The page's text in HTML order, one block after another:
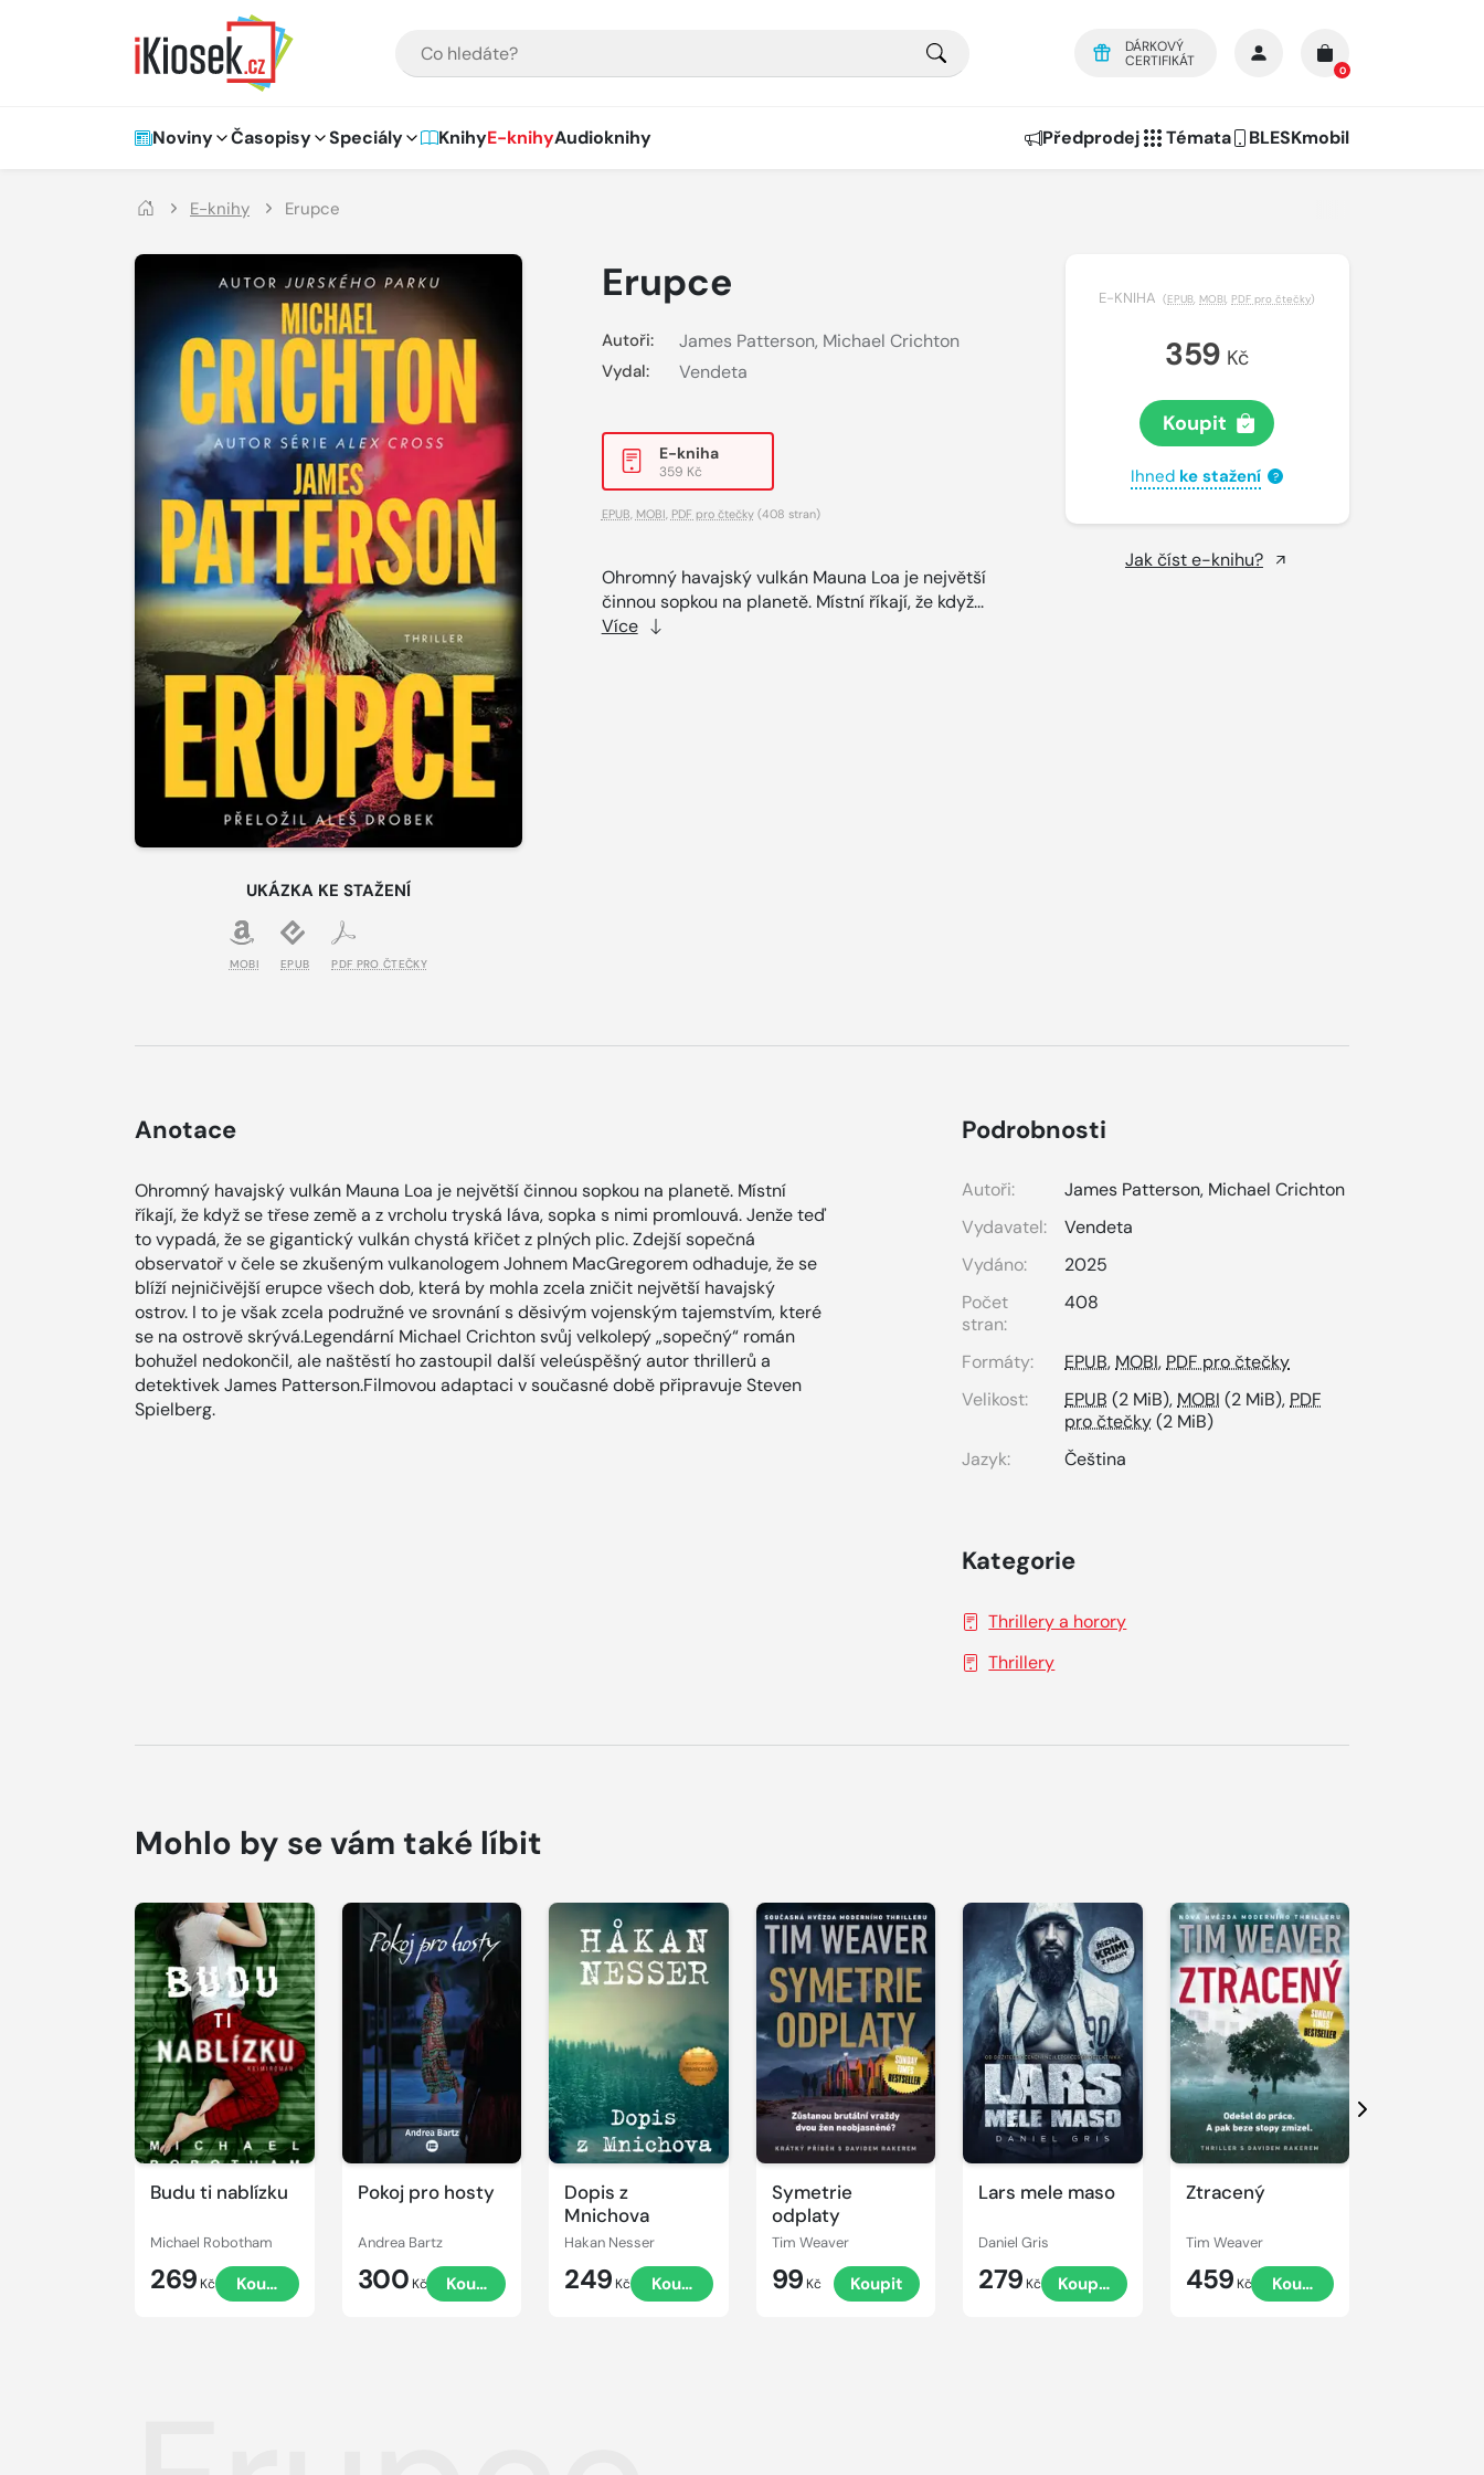
DÁRKOVÝ
CERTIFIKÁT
0
Hlavní navigace
Noviny Časopisy Speciály KnihyE-knihyAudioknihy Předprodej Témata BLESKmobil
E-knihy Erupce
UKÁZKA KE STAŽENÍ
MOBI EPUB PDF PRO ČTEČKY
Erupce
Autoři: James Patterson, Michael Crichton
Vydal: Vendeta
E-kniha
359 Kč
EPUB MOBI PDF pro čtečky(408 stran)
Ohromný havajský vulkán Mauna Loa je největší
činnou sopkou na planetě. Místní říkají, že když...
Více
E-KNIHA (EPUB, MOBI, PDF pro čtečky)
359 Kč
Koupit
Ihned ke stažení ?
Jak číst e-knihu?
Anotace
Ohromný havajský vulkán Mauna Loa je největší činnou sopkou na planetě. Místní
říkají, že když se třese země a z vrcholu tryská láva, sopka s nimi promlouvá. Jenže teď
to vypadá, že se gigantický vulkán chystá křičet z plných plic. Zdejší sopečná
observatoř v čele se zkušeným vulkanologem Johnem MacGregorem odhaduje, že se
blíží nejničivější erupce všech dob, která by mohla zcela zničit největší havajský
ostrov. I to je však zcela podružné ve srovnání s děsivým vojenským tajemstvím, které
se na ostrově skrývá.Legendární Michael Crichton svůj velkolepý „sopečný“ román
bohužel nedokončil, ale naštěstí ho zastoupil další veleúspěšný autor thrillerů a
detektivek James Patterson.Filmovou adaptaci v současné době připravuje Steven
Spielberg.
Podrobnosti
Autoři: James Patterson, Michael Crichton
Vydavatel:
Vendeta
Vydáno:
2025
Počet
stran:
408
Formáty: EPUB, MOBI, PDF pro čtečky
Velikost:
EPUB (2 MiB), MOBI (2 MiB), PDF
pro čtečky(2 MiB)
Jazyk:
Čeština
Kategorie
Thrillery a horory
Thrillery
Mohlo by se vám také líbit
Budu ti nablízku
Michael Robotham
269 Kč Koupit
Pokoj pro hosty
Andrea Bartz
300 Kč Koupit
Dopis z
Mnichova
Hakan Nesser
249 Kč Koupit
Symetrie
odplaty
Tim Weaver
99 Kč Koupit
Lars mele maso
Daniel Gris
279 Kč Koupit
Ztracený
Tim Weaver
459 Kč Koupit
Další